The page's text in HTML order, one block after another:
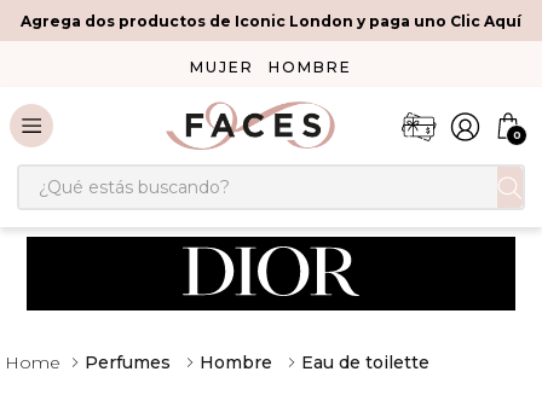
Agrega dos productos de Iconic London y paga uno Clic Aquí
MUJER HOMBRE
0
¿Qué estás buscando?
Perfumes Hombre Eau de toilette